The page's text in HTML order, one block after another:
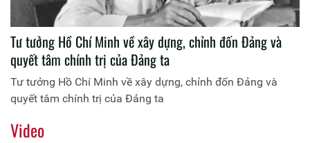
Tư tưởng Hồ Chí Minh về xây dựng, chỉnh đốn Đảng và
quyết tâm chính trị của Đảng ta
Tư tưởng Hồ Chí Minh về xây dựng, chỉnh đốn Đảng và
quyết tâm chính trị của Đảng ta
Video